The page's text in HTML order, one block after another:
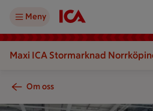
Meny
Maxi ICA Stormarknad
Om oss